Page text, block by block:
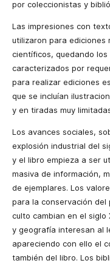
por coleccionistas y
Las impresiones con
utilizaron para ediciones
científicos, quedando
caracterizados por
para realizar ediciones
que se incluían
y en tiradas muy
Los avances sociales,
explosión industrial del
y el libro empieza a ser
masiva de información,
de ejemplares. Los
para la conservación del
culto cambian en el siglo
y geografía interesan al
apareciendo con ello el
también del libro. Los